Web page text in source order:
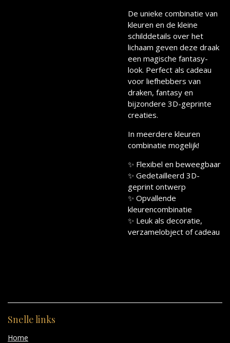
De unieke combinatie van
kleuren en de kleine
schilddetails over het
lichaam geven deze draak
een magische fantasy-
look. Perfect als cadeau
voor liefhebbers van
draken, fantasy en
bijzondere 3D-geprinte
creaties.
In meerdere kleuren
combinatie mogelijk!
✨ Flexibel en beweegbaar
✨ Gedetailleerd 3D-
geprint ontwerp
✨ Opvallende
kleurencombinatie
✨ Leuk als decoratie,
verzamelobject of cadeau
Snelle links
Home